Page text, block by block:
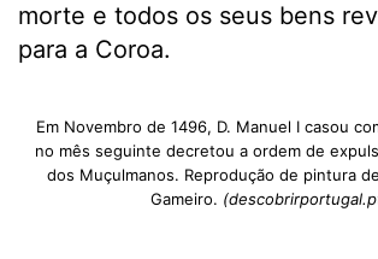
morte e todos os seus bens
para a Coroa.
Em Novembro de 1496, D. Manuel I casou
no mês seguinte decretou a ordem de
dos Muçulmanos. Reprodução de pintura
Gameiro.